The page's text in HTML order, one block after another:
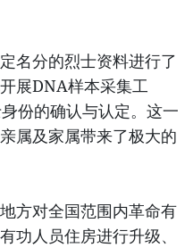
名分的烈士资料进行了
展DNA样本采集工
份的确认与认定。这一
属及家属带来了极大的
方对全国范围内革命有
功人员住房进行升级、